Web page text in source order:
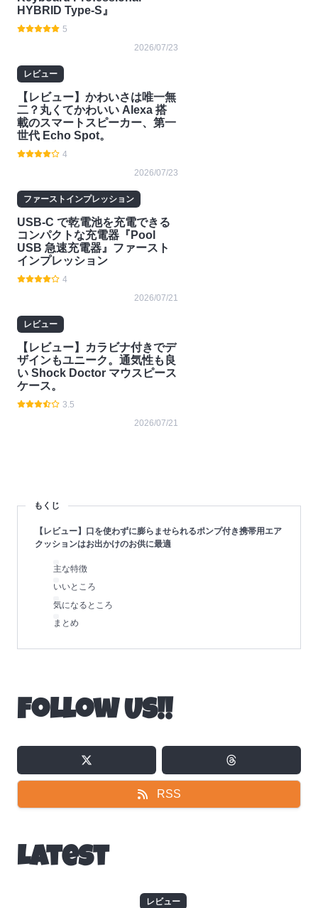
HYBRID Type-S』
5
2026/07/23
レビュー
【レビュー】かわいさは唯一無
二？丸くてかわいい Alexa 搭
載のスマートスピーカー、第一
世代 Echo Spot。
4
2026/07/23
ファーストインプレッション
USB-C で乾電池を充電できる
コンパクトな充電器『Pool
USB 急速充電器』ファースト
インプレッション
4
2026/07/21
レビュー
【レビュー】カラビナ付きでデ
ザインもユニーク。通気性も良
い Shock Doctor マウスピース
ケース。
3.5
2026/07/21
もくじ
【レビュー】口を使わずに膨らませられるポンプ付き携帯用エア
クッションはお出かけのお供に最適
主な特徴
いいところ
気になるところ
まとめ
Follow Us!!
RSS
Latest
レビュー